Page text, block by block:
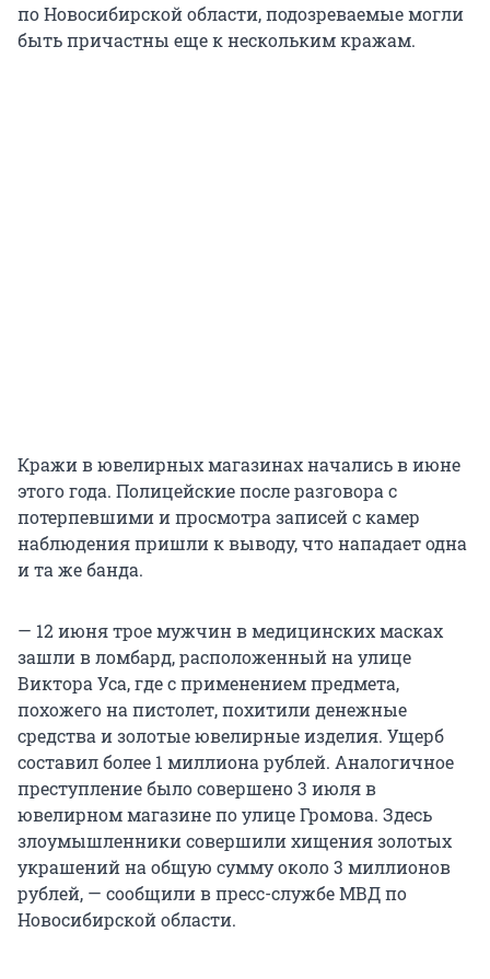
по Новосибирской области, подозреваемые могли
быть причастны еще к нескольким кражам.
Кражи в ювелирных магазинах начались в июне
этого года. Полицейские после разговора с
потерпевшими и просмотра записей с камер
наблюдения пришли к выводу, что нападает одна
и та же банда.
— 12 июня трое мужчин в медицинских масках
зашли в ломбард, расположенный на улице
Виктора Уса, где с применением предмета,
похожего на пистолет, похитили денежные
средства и золотые ювелирные изделия. Ущерб
составил более 1 миллиона рублей. Аналогичное
преступление было совершено 3 июля в
ювелирном магазине по улице Громова. Здесь
злоумышленники совершили хищения золотых
украшений на общую сумму около 3 миллионов
рублей, — сообщили в пресс-службе МВД по
Новосибирской области.